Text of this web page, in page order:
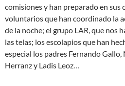
comisiones y han preparado en sus
voluntarios que han coordinado la
de la noche; el grupo LAR, que nos
las telas; los escolapios que han
especial los padres Fernando
Herranz y Ladis Leoz…